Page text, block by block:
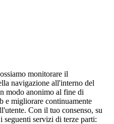
monitorare il
navigazione all'interno del
modo anonimo al fine di
e migliorare continuamente
Con il tuo consenso, su
servizi di terze parti: